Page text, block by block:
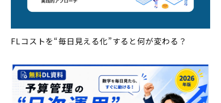
FLコストを“毎日見える化”すると何が変わる？